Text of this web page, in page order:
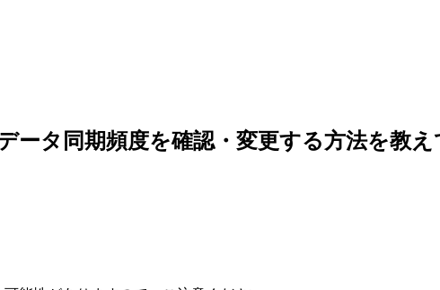
タ同期頻度を確認・変更する方法を教